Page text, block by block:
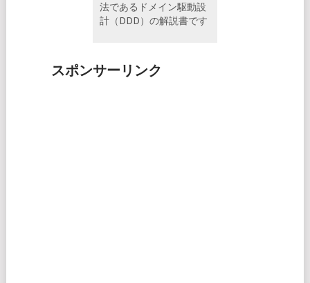
法であるドメイン駆動設
計（DDD）の解説書です
スポンサーリンク